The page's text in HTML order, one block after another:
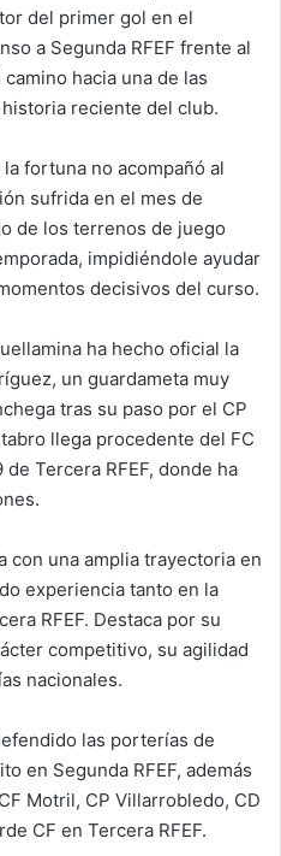
del primer gol en el
a Segunda RFEF frente al
hacia una de las
reciente del club.
fortuna no acompañó al
sufrida en el mes de
de los terrenos de juego
impidiéndole ayudar
decisivos del curso.
ha hecho oficial la
un guardameta muy
tras su paso por el CP
llega procedente del FC
Tercera RFEF, donde ha
con una amplia trayectoria en
experiencia tanto en la
RFEF. Destaca por su
competitivo, su agilidad
nacionales.
las porterías de
en Segunda RFEF, además
Motril, CP Villarrobledo, CD
CF en Tercera RFEF.